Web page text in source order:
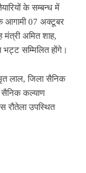
के सम्बन्ध में
आगामी 07 अक्टूबर
मंत्री अमित शाह,
भट्ट सम्मिलित होंगे।
लाल, जिला सैनिक
सैनिक कल्याण
रौतेला उपस्थित